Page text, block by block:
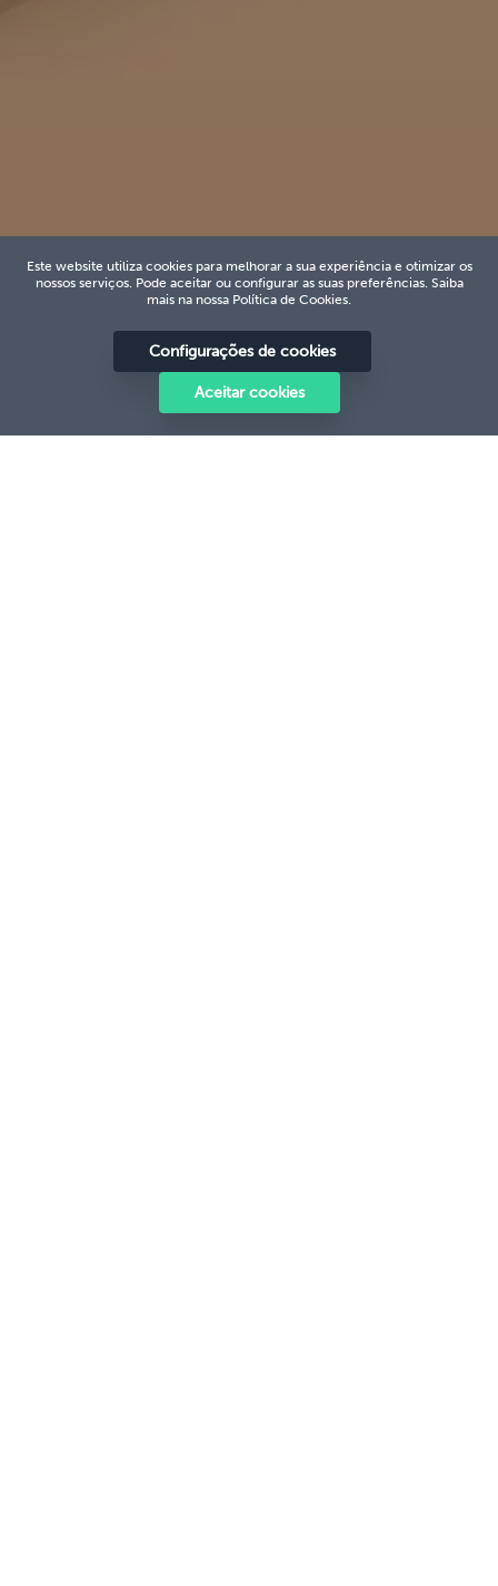
Este website utiliza cookies para melhorar a sua experiência e otimizar os
nossos serviços. Pode aceitar ou configurar as suas preferências. Saiba
mais na nossa Política de Cookies.
Configurações de cookies
Aceitar cookies